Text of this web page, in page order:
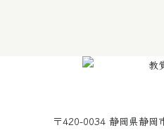
〒420-0034 静岡県静岡